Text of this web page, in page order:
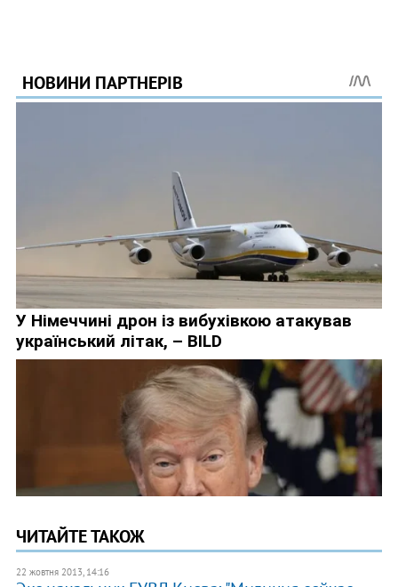
ЧИТАЙТЕ ТАКОЖ
22 жовтня 2013, 14:16